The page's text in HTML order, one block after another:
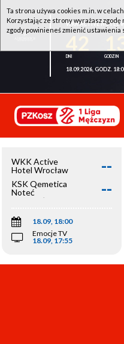
WKK ACTIVE HOTEL
18.09.2026, GODZ.
WKK Active
Hotel Wrocław
--
KSK Qemetica
Noteć
Inowrocław
--
18.09, 18:00
Emocje TV
18.09, 17:55
Ta strona używa cookies m.in. w
Korzystając ze strony wyrażasz
zgody powinieneś zmienić ustawienia